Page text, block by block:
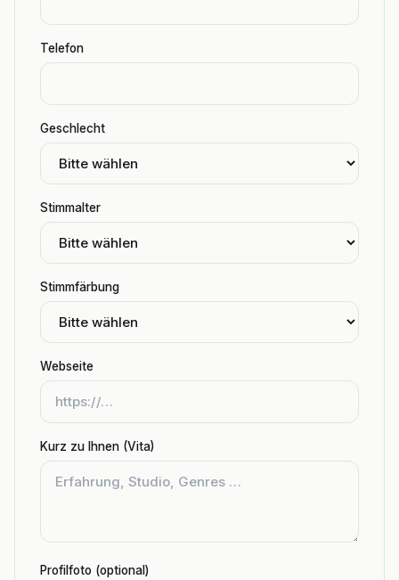
Telefon
Geschlecht
Stimmalter
Stimmfärbung
Webseite
Kurz zu Ihnen (Vita)
Profilfoto (optional)